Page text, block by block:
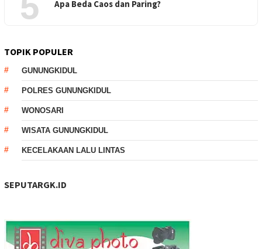
Apa Beda Caos dan Paring?
TOPIK POPULER
GUNUNGKIDUL
POLRES GUNUNGKIDUL
WONOSARI
WISATA GUNUNGKIDUL
KECELAKAAN LALU LINTAS
SEPUTARGK.ID